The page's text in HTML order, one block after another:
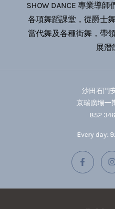
SHOW DANCE 專業導
各項舞蹈課堂，從爵士
當代舞及各種街舞，帶
展潛
沙田石門
京瑞廣場一
852
Every day: